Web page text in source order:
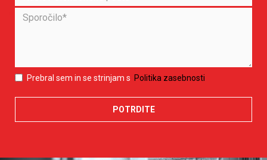
Prebral sem in se strinjam s Politika zasebnosti
POTRDITE